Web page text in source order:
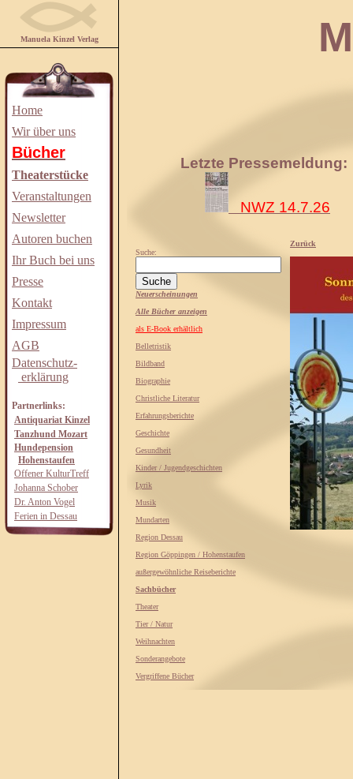
Manuela Kinzel Verlag
Home
Wir über uns
Bücher
Theaterstücke
Veranstaltungen
Newsletter
Autoren buchen
Ihr Buch bei uns
Presse
Kontakt
Impressum
AGB
Datenschutz-
erklärung
Partnerlinks:
Antiquariat Kinzel
Tanzhund Mozart
Hundepension
Hohenstaufen
Offener KulturTreff
Johanna Schober
Dr. Anton Vogel
Ferien in Dessau
Letzte Pressemeldung:
NWZ 14.7.26
Suche:
Neuerscheinungen
Alle Bücher anzeigen
als E-Book erhältlich
Belletristik
Bildband
Biographie
Christliche Literatur
Erfahrungsberichte
Geschichte
Gesundheit
Kinder / Jugendgeschichten
Lyrik
Musik
Mundarten
Region Dessau
Region Göppingen / Hohenstaufen
außergewöhnliche Reiseberichte
Sachbücher
Theater
Tier / Natur
Weihnachten
Sonderangebote
Vergriffene Bücher
Zurück